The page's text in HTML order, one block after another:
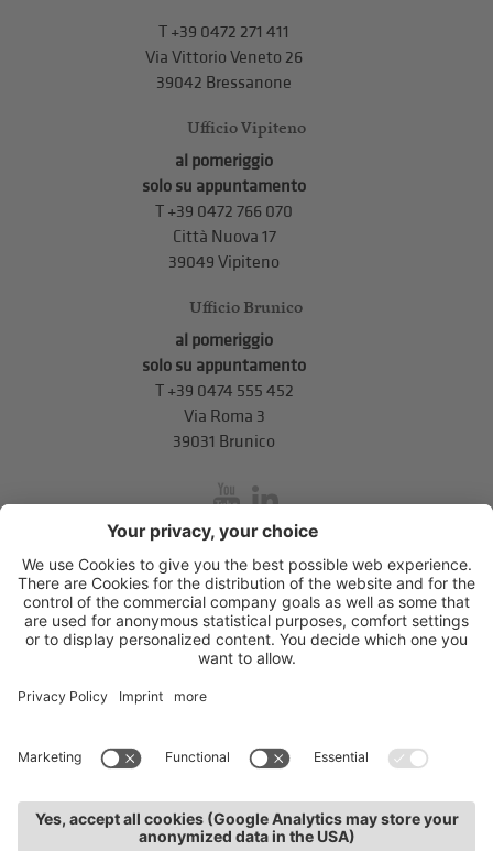
T +39 0472 271 411
Via Vittorio Veneto 26
39042 Bressanone
Ufficio Vipiteno
al pomeriggio
solo su appuntamento
T +39 0472 766 070
Città Nuova 17
39049 Vipiteno
Ufficio Brunico
al pomeriggio
solo su appuntamento
T+39 0474 555 452
Via Roma 3
39031 Brunico
inService
Via di Mezzo ai Piani 5 ,39100 Bolzano.T+39 0471 310 311.
info@unione-bz.it
Impressum
Privacy